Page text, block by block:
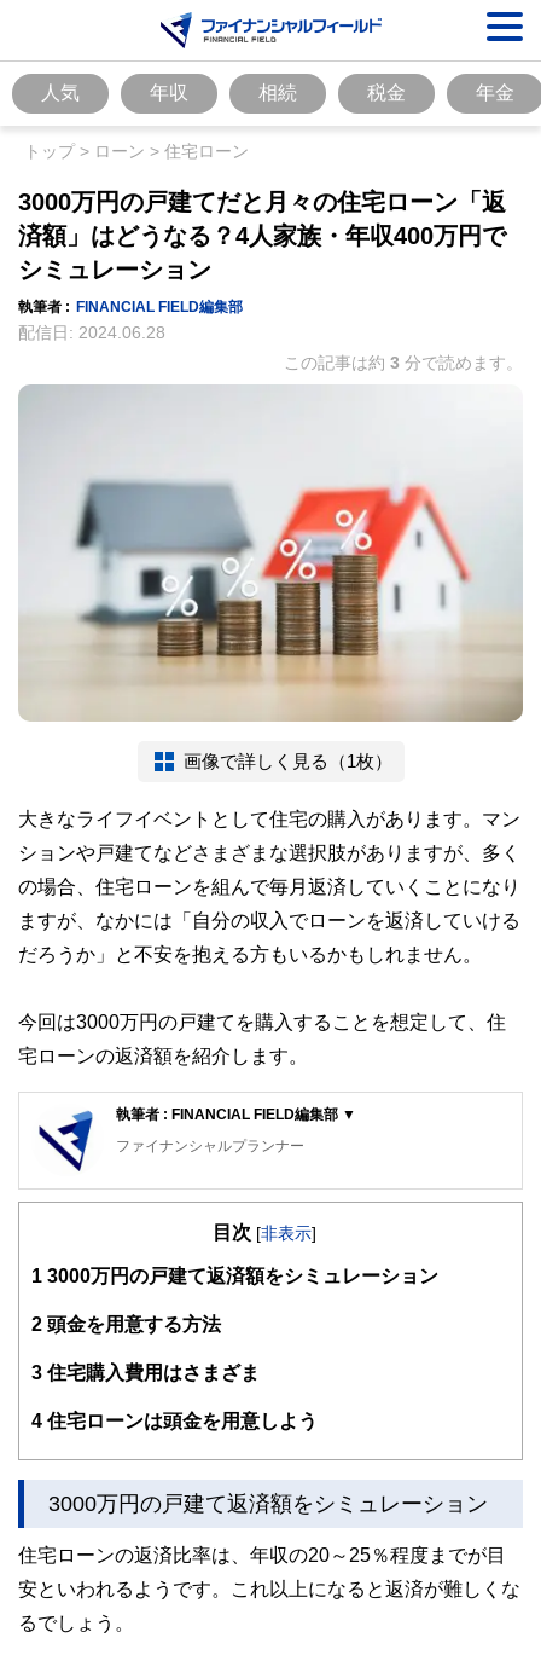
人気 年収 相続 税金 年金
トップ> ローン > 住宅ローン
3000万円の戸建てだと月々の住宅ローン「返
済額」はどうなる？4人家族・年収400万円で
シミュレーション
執筆者 : FINANCIAL FIELD編集部
配信日: 2024.06.28
この記事は約 3 分で読めます。
画像で詳しく見る（1枚）
大きなライフイベントとして住宅の購入があります。マン
ションや戸建てなどさまざまな選択肢がありますが、多く
の場合、住宅ローンを組んで毎月返済していくことになり
ますが、なかには「自分の収入でローンを返済していける
だろうか」と不安を抱える方もいるかもしれません。
今回は3000万円の戸建てを購入することを想定して、住
宅ローンの返済額を紹介します。
執筆者 : FINANCIAL FIELD編集部 ▼
ファイナンシャルプランナー
FinancialField編集部は、金融、経済に関する記事を、日々
知識がない方でも理解できるようわかりやすく発信していま
得者を中心に「お金や暮らし」に関する書籍・雑誌の編集経
験者で構成され、企画立案から記事掲載まですべての工程に
護士、税理士、宅地建物取引士、相続診断士、住宅ローンア
かしく感じられる年金や税金、相続、保険、ローンなどの話
をわかりやすく発信している点です。
執筆者・監修者による執筆体制を築くことで、内容のわかり
目次 [非表示]
1 3000万円の戸建て返済額をシミュレーション
2 頭金を用意する方法
3 住宅購入費用はさまざま
4 住宅ローンは頭金を用意しよう
3000万円の戸建て返済額をシミュレーション
住宅ローンの返済比率は、年収の20～25％程度までが目
安といわれるようです。これ以上になると返済が難しくな
るでしょう。